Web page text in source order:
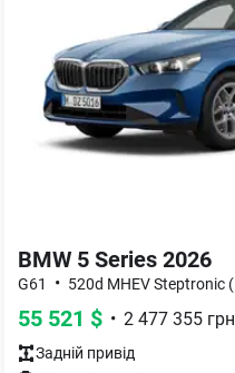
BMW 5 Series 2026
G61 • 520d MHEV Steptronic
55 521 $ • 2 477 355 грн
Задній привід